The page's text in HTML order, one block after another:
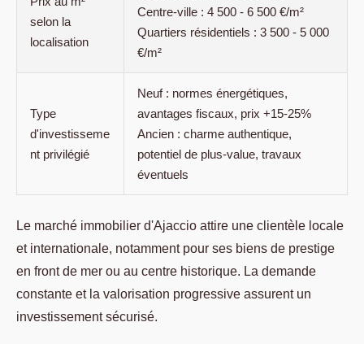
selon la
localisation
Centre-ville : 4 500 - 6 500 €/m²
Quartiers résidentiels : 3 500 - 5 000
€/m²
Type
d'investisseme
nt privilégié
Neuf : normes énergétiques,
avantages fiscaux, prix +15-25%
Ancien : charme authentique,
potentiel de plus-value, travaux
éventuels
Le marché immobilier d'Ajaccio attire une clientèle locale
et internationale, notamment pour ses biens de prestige
en front de mer ou au centre historique. La demande
constante et la valorisation progressive assurent un
investissement sécurisé.